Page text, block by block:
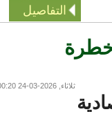
التفاصيل
ثلاثاء, 2026-03-24 00:20